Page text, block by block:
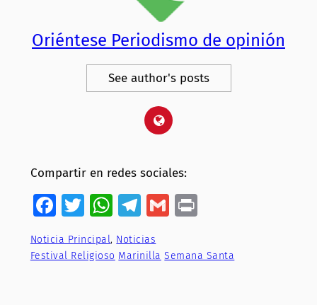
Oriéntese Periodismo de opinión
See author's posts
Compartir en redes sociales:
Facebook
Twitter
WhatsApp
Telegram
Gmail
Noticia Principal, Noticias
Festival Religioso Marinilla Semana Santa